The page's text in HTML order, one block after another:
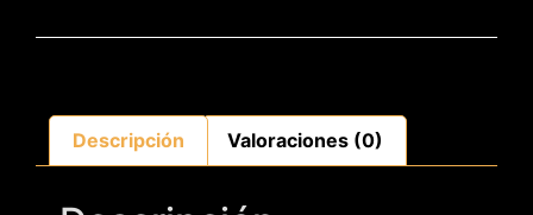
Descripción Valoraciones (0)